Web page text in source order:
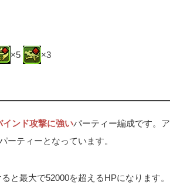
×5 ×3
インド攻撃に強いパーティー編成です。ア
ーティーとなっています。
と最大で52000を超えるHPになります。